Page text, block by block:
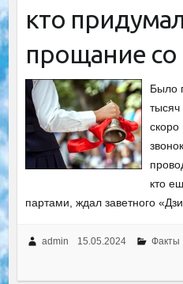
кто
прощание
Было
тысяч
скоро
кто
партами, ждал заветного
admin 15.05.2024 Факты